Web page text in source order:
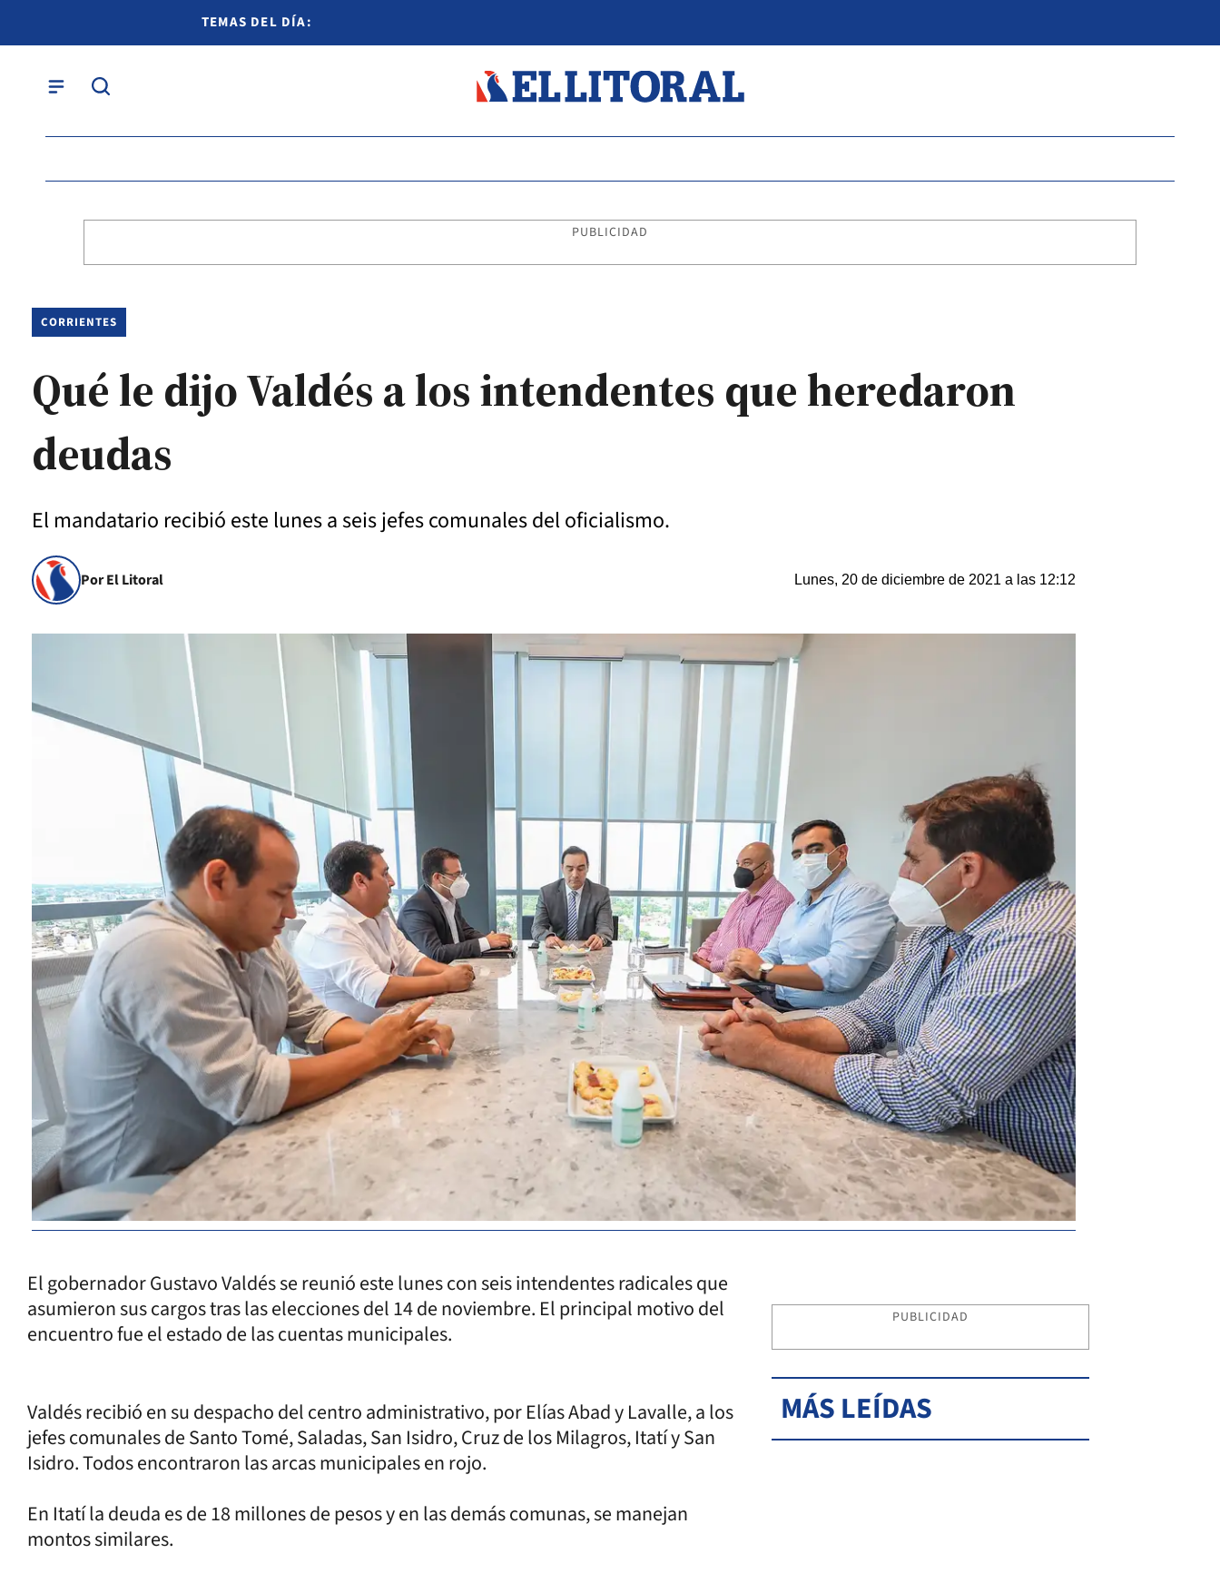
TEMAS DEL DÍA:
PUBLICIDAD
CORRIENTES
Qué le dijo Valdés a los intendentes que heredaron
deudas
El mandatario recibió este lunes a seis jefes comunales del oficialismo.
Por El Litoral Lunes, 20 de diciembre de 2021 a las 12:12
El gobernador Gustavo Valdés se reunió este lunes con seis intendentes radicales que
asumieron sus cargos tras las elecciones del 14 de noviembre. El principal motivo del
encuentro fue el estado de las cuentas municipales.
Valdés recibió en su despacho del centro administrativo, por Elías Abad y Lavalle, a los
jefes comunales de Santo Tomé, Saladas, San Isidro, Cruz de los Milagros, Itatí y San
Isidro. Todos encontraron las arcas municipales en rojo.
En Itatí la deuda es de 18 millones de pesos y en las demás comunas, se manejan
montos similares.
PUBLICIDAD
MÁS LEÍDAS